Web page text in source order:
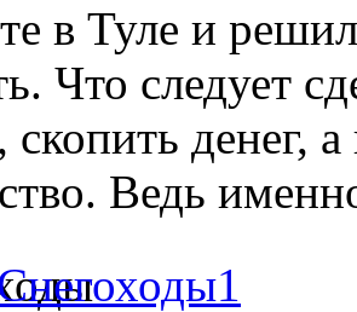
в Туле и
Что следует
денег,
Ведь